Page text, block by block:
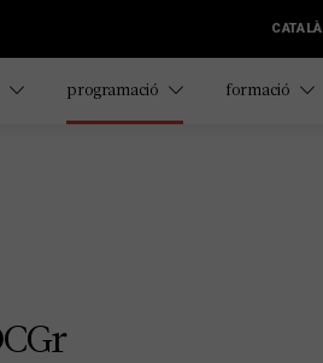
CATALÀ
programació formació